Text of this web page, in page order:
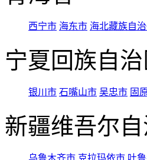
西宁市 海东市 海北藏族自治
宁夏回族自
银川市 石嘴山市 吴忠市 固
新疆维吾尔
乌鲁木齐市 克拉玛依市 吐